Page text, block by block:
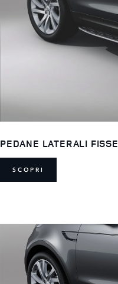
PEDANE LATERALI FISSE
SCOPRI